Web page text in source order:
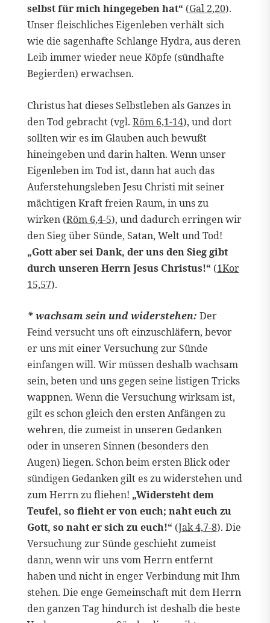
selbst für mich hingegeben hat“ (Gal 2,20).
Unser fleischliches Eigenleben verhält sich
wie die sagenhafte Schlange Hydra, aus deren
Leib immer wieder neue Köpfe (sündhafte
Begierden) erwachsen.
Christus hat dieses Selbstleben als Ganzes in
den Tod gebracht (vgl. Röm 6,1-14), und dort
sollten wir es im Glauben auch bewußt
hineingeben und darin halten. Wenn unser
Eigenleben im Tod ist, dann hat auch das
Auferstehungsleben Jesu Christi mit seiner
mächtigen Kraft freien Raum, in uns zu
wirken (Röm 6,4-5), und dadurch erringen wir
den Sieg über Sünde, Satan, Welt und Tod!
„Gott aber sei Dank, der uns den Sieg gibt
durch unseren Herrn Jesus Christus!“ (1Kor
15,57).
* wachsam sein und widerstehen: Der
Feind versucht uns oft einzuschläfern, bevor
er uns mit einer Versuchung zur Sünde
einfangen will. Wir müssen deshalb wachsam
sein, beten und uns gegen seine listigen Tricks
wappnen. Wenn die Versuchung wirksam ist,
gilt es schon gleich den ersten Anfängen zu
wehren, die zumeist in unseren Gedanken
oder in unseren Sinnen (besonders den
Augen) liegen. Schon beim ersten Blick oder
sündigen Gedanken gilt es zu widerstehen und
zum Herrn zu fliehen! „Widersteht dem
Teufel, so flieht er von euch; naht euch zu
Gott, so naht er sich zu euch!“ (Jak 4,7-8). Die
Versuchung zur Sünde geschieht zumeist
dann, wenn wir uns vom Herrn entfernt
haben und nicht in enger Verbindung mit Ihm
stehen. Die enge Gemeinschaft mit dem Herrn
den ganzen Tag hindurch ist deshalb die beste